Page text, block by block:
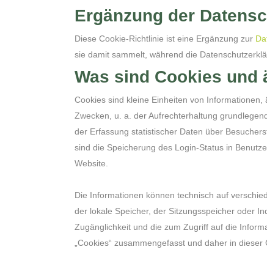
Ergänzung der
Diese Cookie-Richtlinie ist eine Ergänzung zur
sie damit sammelt, während die
Was sind Cookies und
Cookies sind kleine Einheiten von
Zwecken, u. a. der Aufrechterhaltung
der Erfassung statistischer Daten über
sind die Speicherung des Login-Status in
Website.
Die Informationen können technisch auf
der lokale Speicher, der Sitzungsspeicher oder
Zugänglichkeit und die zum Zugriff auf die
„Cookies“ zusammengefasst und daher in